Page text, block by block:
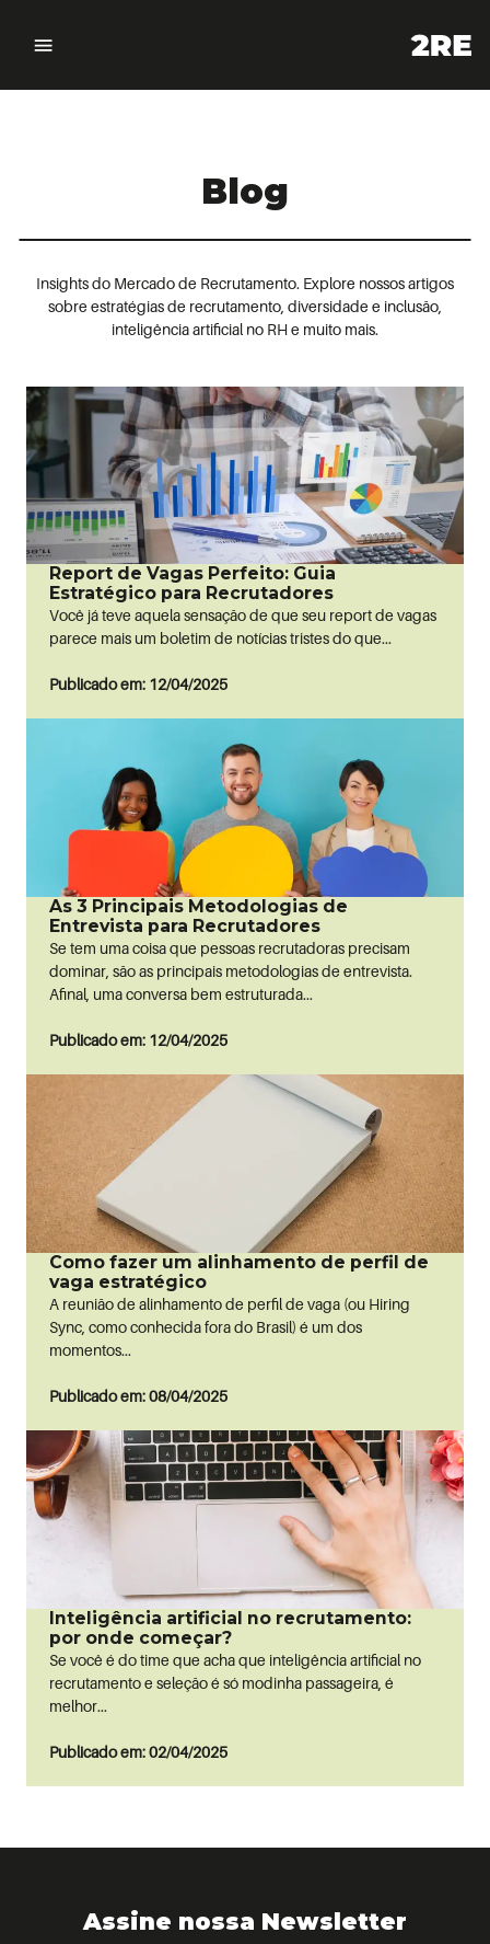
Blog
Insights do Mercado de Recrutamento. Explore nossos artigos
sobre estratégias de recrutamento, diversidade e inclusão,
inteligência artificial no RH e muito mais.
Report de Vagas Perfeito: Guia
Estratégico para Recrutadores
Você já teve aquela sensação de que seu report de vagas
parece mais um boletim de notícias tristes do que...
Publicado em: 12/04/2025
As 3 Principais Metodologias de
Entrevista para Recrutadores
Se tem uma coisa que pessoas recrutadoras precisam
dominar, são as principais metodologias de entrevista.
Afinal, uma conversa bem estruturada...
Publicado em: 12/04/2025
Como fazer um alinhamento de perfil de
vaga estratégico
A reunião de alinhamento de perfil de vaga (ou Hiring
Sync, como conhecida fora do Brasil) é um dos
momentos...
Publicado em: 08/04/2025
Inteligência artificial no recrutamento:
por onde começar?
Se você é do time que acha que inteligência artificial no
recrutamento e seleção é só modinha passageira, é
melhor...
Publicado em: 02/04/2025
Assine nossa Newsletter